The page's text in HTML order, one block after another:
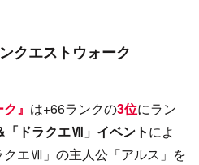
クエストウォーク
』 は+66ランクの3位にラン
「ドラクエⅦ」イベントによ
クエⅦ」の主人公「アルス」を